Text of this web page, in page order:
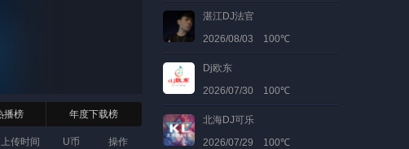
播榜 年度下载榜
上传时间 U币 操作
湛江DJ法官
2026/08/03 100℃
Dj欧东
2026/07/30 100℃
北海DJ可乐
2026/07/29 100℃